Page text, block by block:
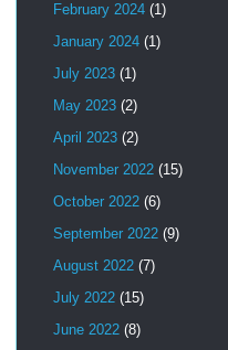
February 2024 (1)
January 2024 (1)
July 2023 (1)
May 2023 (2)
April 2023 (2)
November 2022 (15)
October 2022 (6)
September 2022 (9)
August 2022 (7)
July 2022 (15)
June 2022 (8)